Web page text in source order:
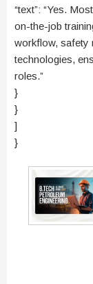
“text”: “Yes.
on-the-job
workflow, safety
technologies,
roles.”
}
}
]
}